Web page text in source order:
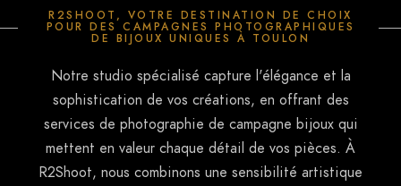
R2SHOOT, VOTRE DESTINATION DE CHOIX
POUR DES CAMPAGNES PHOTOGRAPHIQUES
DE BIJOUX UNIQUES À TOULON
Notre studio spécialisé capture l'élégance et la
sophistication de vos créations, en offrant des
services de photographie de campagne bijoux qui
mettent en valeur chaque détail de vos pièces. À
R2Shoot, nous combinons une sensibilité artistique